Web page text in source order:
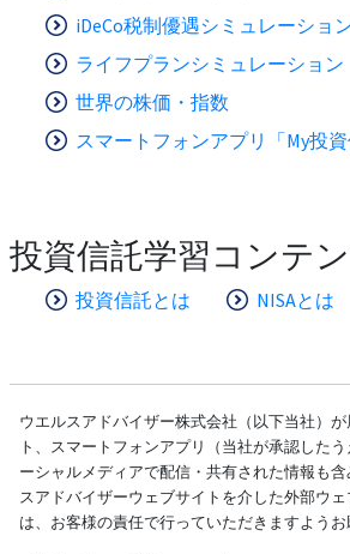
iDeCo税制優遇シミュレーショ
ライフプランシミュレーション
世界の株価・指数
スマートフォンアプリ「My投資
投資信託学習コンテ
投資信託とは NISAとは
ウエルスアドバイザー株式会社（以下当社）
ト、スマートフォンアプリ（当社が承認した
ーシャルメディアで配信・共有された情報も
スアドバイザーウェブサイトを介した外部ウ
は、お客様の責任で行っていただきますようお